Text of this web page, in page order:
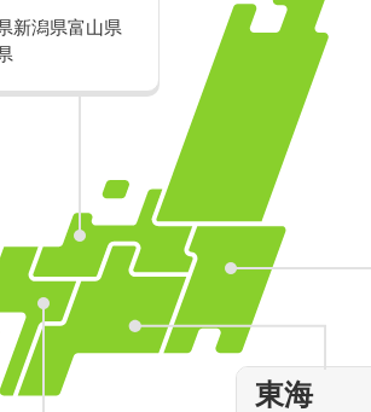
東海
新潟県富山県
バイトのおすすめ求人特
量販店の派遣・バイト求人